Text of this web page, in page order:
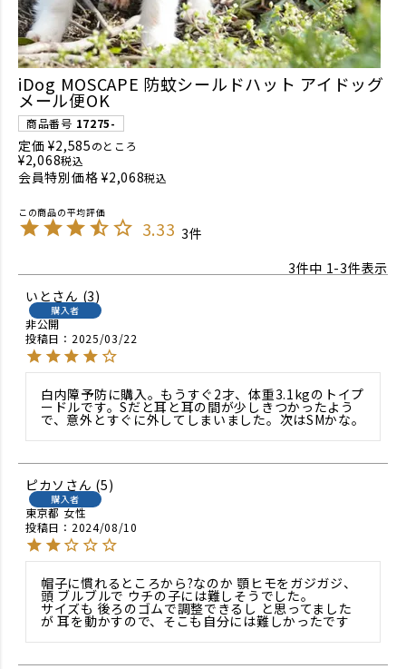
iDog MOSCAPE 防蚊シールドハット アイドッグ
メール便OK
商品番号 17275-
定価 ¥2,585のところ
¥2,068税込
会員特別価格 ¥2,068税込
3.33 3
3件中 1-3件表示
いと
3
購入者
非公開
投稿日
2025/03/22
白内障予防に購入。もうすぐ2才、体重3.1kgのトイプ
ードルです。Sだと耳と耳の間が少しきつかったよう
で、意外とすぐに外してしまいました。次はSMかな。
ピカソ 5
購入者
東京都 女性
投稿日
2024/08/10
帽子に慣れるところから?なのか 顎ヒモをガジガジ、
頭 ブルブルで ウチの子には難しそうでした。
サイズも 後ろのゴムで調整できるし と思ってました
が 耳を動かすので、そこも自分には難しかったです